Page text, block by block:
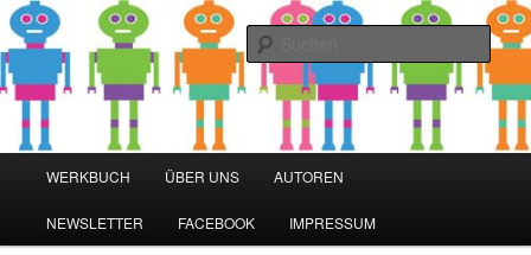
Zum
primären
Inhalt
springen
Zum
sekundären
Inhalt
springenWerkbuch Online
Blog zu den Themen Energieeffizienz und Digitalisierung
WERKBUCH ÜBER UNS AUTOREN
NEWSLETTER FACEBOOK IMPRESSUM